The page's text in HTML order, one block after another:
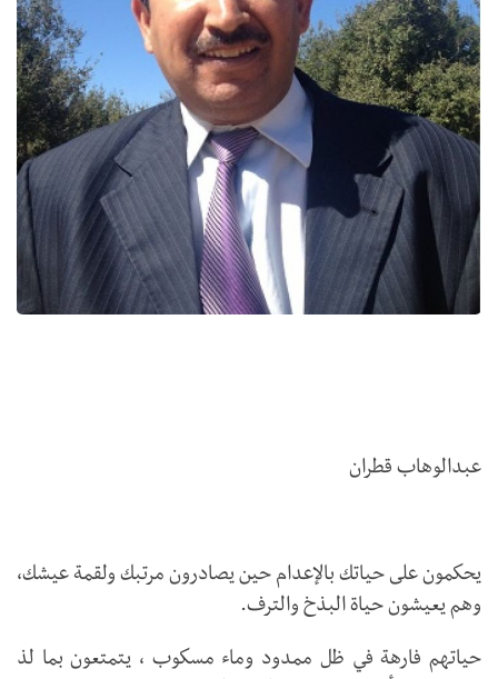
عبدالوهاب قطران
‏يحكمون على حياتك بالإعدام حين يصادرون مرتبك ولقمة عيشك،
وهم يعيشون حياة البذخ والترف.
حياتهم فارهة في ظل ممدود وماء مسكوب ، يتمتعون بما لذ